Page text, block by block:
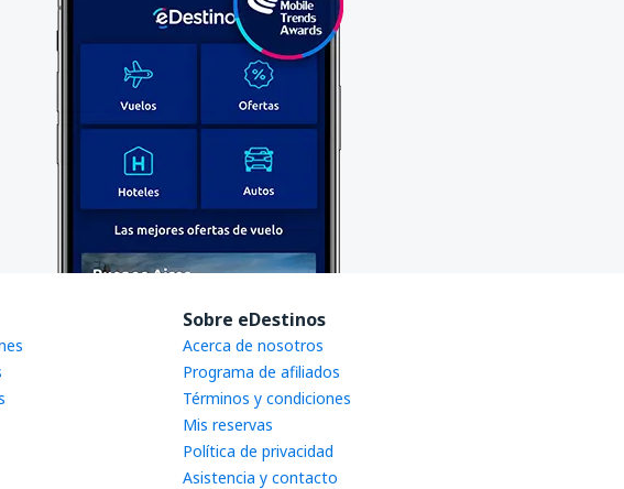
Sobre eDestinos
Acerca de nosotros
Programa de afiliados
Términos y condiciones
Mis reservas
Política de privacidad
Asistencia y contacto